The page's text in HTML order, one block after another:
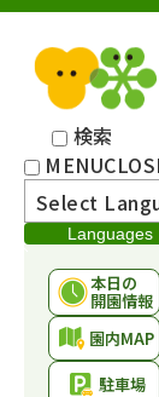
検索
MENU
Select
本日の
開園情報
園内MAP
駐車場